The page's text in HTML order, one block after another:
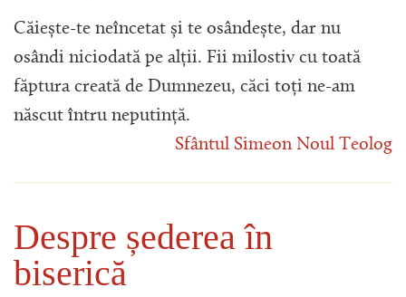
Căiește-te neîncetat și te osândește, dar nu
osândi niciodată pe alții. Fii milostiv cu toată
făptura creată de Dumnezeu, căci toți ne-am
născut întru neputință.
Sfântul Simeon Noul Teolog
Despre șederea în
biserică